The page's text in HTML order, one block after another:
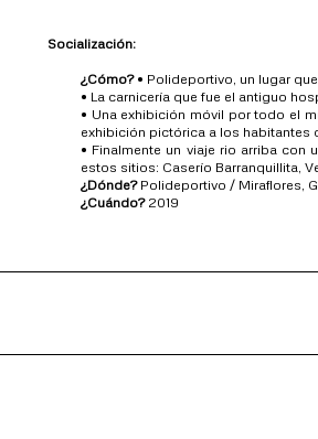
Socialización:
¿Cómo?• Polideportivo, un lugar
• La carnicería que fue el antiguo
• Una exhibición móvil por todo el
exhibición pictórica a los habitantes
• Finalmente un viaje rio arriba
estos sitios: Caserío Barranquillita,
¿Dónde?Polideportivo / Miraflores,
¿Cuándo?2019